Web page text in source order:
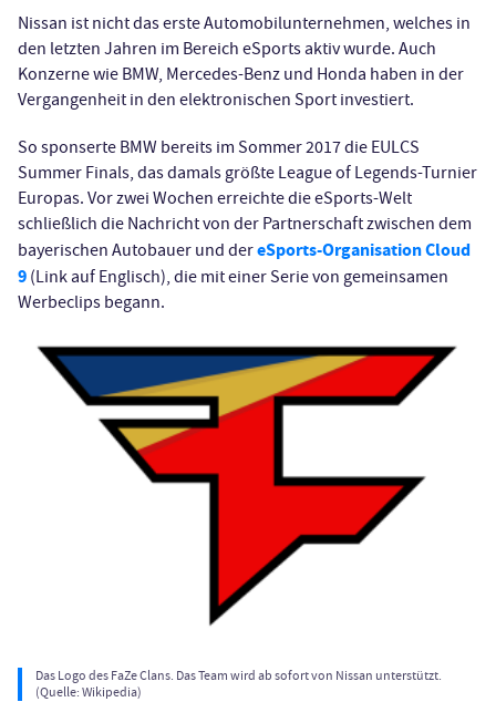
Nissan ist nicht das erste Automobilunternehmen, welches in
den letzten Jahren im Bereich eSports aktiv wurde. Auch
Konzerne wie BMW, Mercedes-Benz und Honda haben in der
Vergangenheit in den elektronischen Sport investiert.
So sponserte BMW bereits im Sommer 2017 die EULCS
Summer Finals, das damals größte League of Legends-Turnier
Europas. Vor zwei Wochen erreichte die eSports-Welt
schließlich die Nachricht von der Partnerschaft zwischen dem
bayerischen Autobauer und dereSports-Organisation Cloud
9 (Link auf Englisch), die mit einer Serie von gemeinsamen
Werbeclips begann.
Das Logo des FaZe Clans. Das Team wird ab sofort von Nissan unterstützt.
(Quelle: Wikipedia)